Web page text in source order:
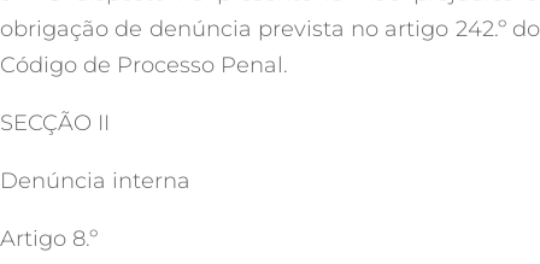
obrigação de denúncia prevista no artigo 242.º do
Código de Processo Penal.
SECÇÃO II
Denúncia interna
Artigo 8.º